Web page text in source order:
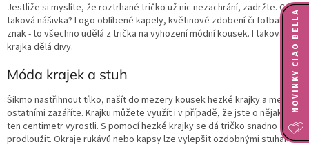
Jestliže si myslíte, že roztrhané tričko už nic nezachrání, zadržte. Co
taková nášivka? Logo oblíbené kapely, květinové zdobení či fotbalový
znak - to všechno udělá z trička na vyhození módní kousek. I taková
krajka dělá divy.
Móda krajek a stuh
Šikmo nastřihnout tílko, našít do mezery kousek hezké krajky a mezi
ostatními zazáříte. Krajku můžete využít i v případě, že jste o nějaký
ten centimetr vyrostli. S pomocí hezké krajky se dá tričko snadno
prodloužit. Okraje rukávů nebo kapsy lze vylepšit ozdobnými stuhami.
NOVINKY CIAO BELLA